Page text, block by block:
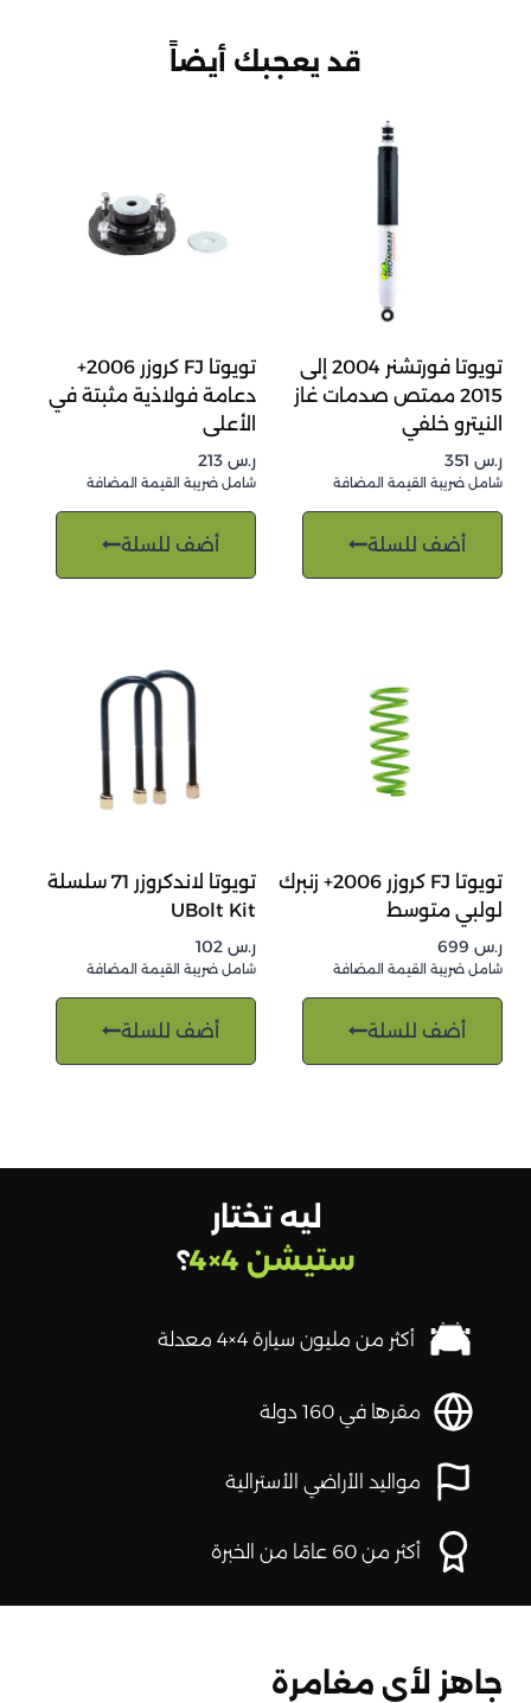
قد يعجبك أيضاً
تويوتا فورتشنر 2004 إلى
2015 ممتص صدمات غاز
النيترو خلفي
ر.س
شامل ضريبة القيمة المضافة
أضف للسلة
تويوتا FJ كروزر 2006+
دعامة فولاذية مثبتة في
الأعلى
ر.س
شامل ضريبة القيمة المضافة
أضف للسلة
تويوتا FJ كروزر 2006+ زنبرك
لولبي متوسط
ر.س
شامل ضريبة القيمة المضافة
أضف للسلة
تويوتا لاندكروزر 71 سلسلة
UBolt Kit
ر.س
شامل ضريبة القيمة المضافة
أضف للسلة
ليه تختار
ستيشن 4×4
؟
أكثر من مليون سيارة 4×4 معدلة
مقرها في 160 دولة
مواليد الأراضي الأسترالية
أكثر من 60 عامًا من الخبرة
جاهز لأي مغامرة